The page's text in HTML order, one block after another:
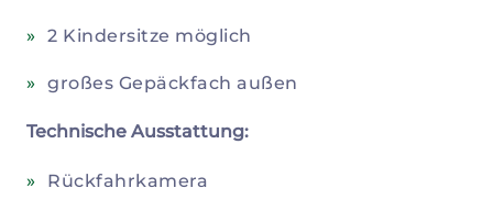
2 Kindersitze möglich
großes Gepäckfach außen
Technische Ausstattung:
Rückfahrkamera